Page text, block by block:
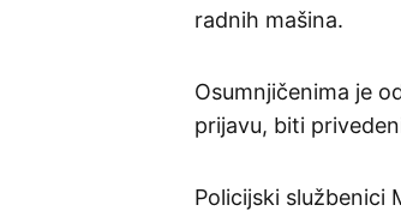
radnih mašina.
Osumnjičenima je
prijavu, biti
Policijski službenici